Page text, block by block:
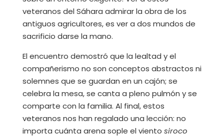
veteranos del Sáhara admirar la obra de los
antiguos agricultores, es ver a dos mundos de
sacrificio darse la mano.
El encuentro demostró que la lealtad y el
compañerismo no son conceptos abstractos ni
solemnes que se guardan en un cajón; se
celebra la mesa, se canta a pleno pulmón y se
comparte con la familia. Al final, estos
veteranos nos han regalado una lección: no
importa cuánta arena sople el viento siroco